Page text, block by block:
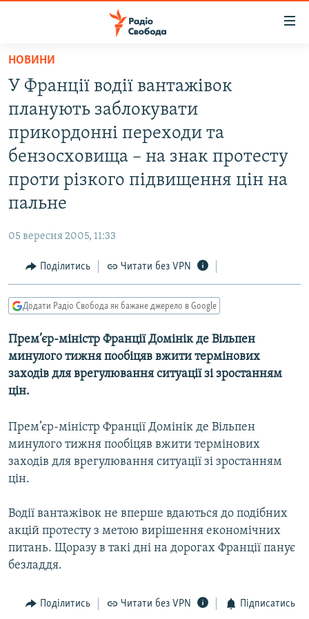
Перейти
основного
матеріалу
до
основної
навігації
Перейти
до
ВСЕ ЗА ДОБУ
СУСПІЛЬСТВО
УКРАЇНА
СВІТ
ВІЙНА
РОСІЙСЬКА «ФІЛЬТРАЦІЯ»
ДОНБАС.РЕАЛІЇ
СХЕМИ
КИТАЙ.ВИКЛИКИ
ФОТО
СПЕЦПРОЄКТИ
ПОДКАСТИ
КРИМ РЕАЛІЇ
РУС
УКР
ДОЛУЧАЙСЯ!
НОВИНИ
У Франції водії вантажівок
планують заблокувати
прикордонні переходи та
бензосховища – на знак протесту
проти різкого підвищення цін на
пальне
05 вересня 2005, 11:33
Поділитись Читати без VPN
Додати Радіо Свобода як бажане джерело в Google
Прем’єр-міністр Франції Домінік де Вільпен
минулого тижня пообіцяв вжити термінових
заходів для врегулювання ситуації зі зростанням
цін.
Прем’єр-міністр Франції Домінік де Вільпен
минулого тижня пообіцяв вжити термінових
заходів для врегулювання ситуації зі зростанням
цін.
Водії вантажівок не вперше вдаються до подібних
акцій протесту з метою вирішення економічних
питань. Щоразу в такі дні на дорогах Франції панує
безладдя.
Поділитись Читати без VPN Підписатись